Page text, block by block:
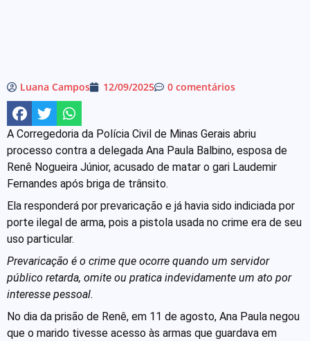
Luana Campos 12/09/2025 0 comentários
A Corregedoria da Polícia Civil de Minas Gerais abriu
processo contra a delegada Ana Paula Balbino, esposa de
Renê Nogueira Júnior, acusado de matar o gari Laudemir
Fernandes após briga de trânsito.
Ela responderá por prevaricação e já havia sido indiciada por
porte ilegal de arma, pois a pistola usada no crime era de seu
uso particular.
Prevaricação é o crime que ocorre quando um servidor
público retarda, omite ou pratica indevidamente um ato por
interesse pessoal.
No dia da prisão de Renê, em 11 de agosto, Ana Paula negou
que o marido tivesse acesso às armas que guardava em